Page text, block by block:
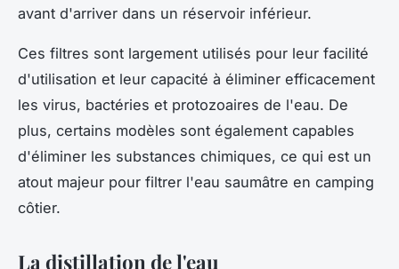
avant d'arriver dans un réservoir inférieur.
Ces filtres sont largement utilisés pour leur facilité
d'utilisation et leur capacité à éliminer efficacement
les virus, bactéries et protozoaires de l'eau. De
plus, certains modèles sont également capables
d'éliminer les substances chimiques, ce qui est un
atout majeur pour filtrer l'eau saumâtre en camping
côtier.
La distillation de l'eau